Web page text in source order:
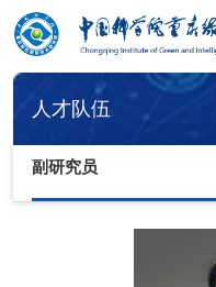
您的位置：首页 人才队
人才队伍
副研究员